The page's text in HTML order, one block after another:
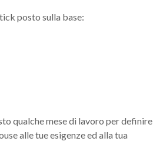
posto sulla base:
qualche mese di lavoro per definire
alle tue esigenze ed alla tua